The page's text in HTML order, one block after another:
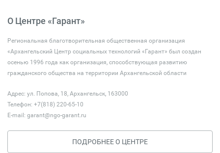
О Центре «Гарант»
Региональная благотворительная общественная организация
«Архангельский Центр социальных технологий «Гарант» был создан
осенью 1996 года как организация, способствующая развитию
гражданского общества на территории Архангельской области
Адрес: ул. Попова, 18, Архангельск, 163000
Телефон: +7(818) 220-65-10
E-mail: garant@ngo-garant.ru
ПОДРОБНЕЕ О ЦЕНТРЕ